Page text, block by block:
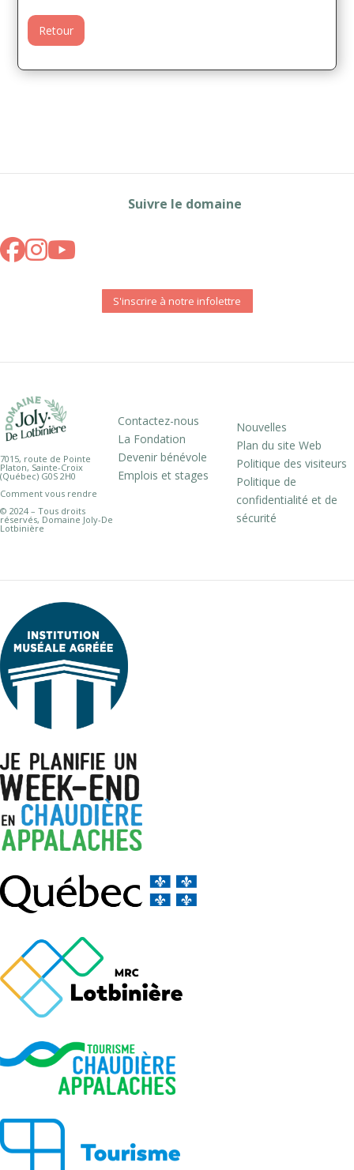
Retour
Suivre le domaine
S'inscrire à notre infolettre
7015, route de Pointe
Platon, Sainte-Croix
(Québec) G0S 2H0
Comment vous rendre
© 2024 – Tous droits
réservés, Domaine Joly-De
Lotbinière
Contactez-nous
La Fondation
Devenir bénévole
Emplois et stages
Nouvelles
Plan du site Web
Politique des visiteurs
Politique de
confidentialité et de
sécurité